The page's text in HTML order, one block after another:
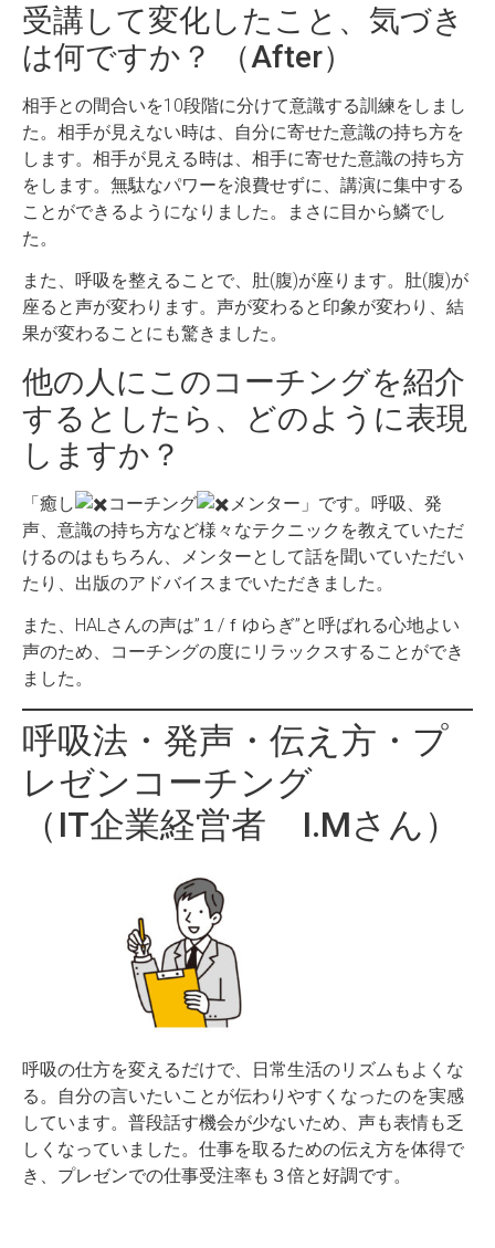
受講して変化したこと、気づき
は何ですか？ （After）
相手との間合いを10段階に分けて意識する訓練をしまし
た。相手が見えない時は、自分に寄せた意識の持ち方を
します。相手が見える時は、相手に寄せた意識の持ち方
をします。無駄なパワーを浪費せずに、講演に集中する
ことができるようになりました。まさに目から鱗でし
た。
また、呼吸を整えることで、肚(腹)が座ります。肚(腹)が
座ると声が変わります。声が変わると印象が変わり、結
果が変わることにも驚きました。
他の人にこのコーチングを紹介
するとしたら、どのように表現
しますか？
「癒し コーチング
メンター」です。呼吸、発
声、意識の持ち方など様々なテクニックを教えていただ
けるのはもちろん、メンターとして話を聞いていただい
たり、出版のアドバイスまでいただきました。
また、HALさんの声は”１/ｆゆらぎ”と呼ばれる心地よい
声のため、コーチングの度にリラックスすることができ
ました。
呼吸法・発声・伝え方・プ
レゼンコーチング
（IT企業経営者 I.Mさん）
呼吸の仕方を変えるだけで、日常生活のリズムもよくな
る。自分の言いたいことが伝わりやすくなったのを実感
しています。普段話す機会が少ないため、声も表情も乏
しくなっていました。仕事を取るための伝え方を体得で
き、プレゼンでの仕事受注率も３倍と好調です。